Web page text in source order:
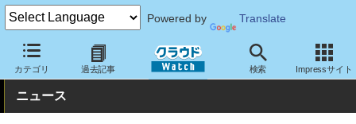
Powered by Translate
カテゴリ 過去記事 検索 Impressサイト
クラウド Watch トピック 事業戦略
ニュース